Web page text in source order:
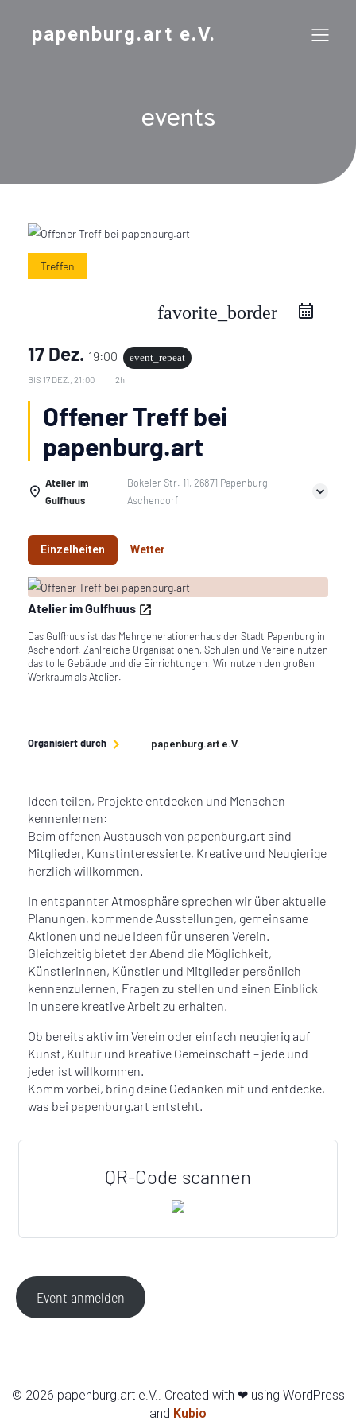
papenburg.art e.V.
events
Treffen
favorite_border
17 Dez. 19:00 event_repeat
BIS 17 DEZ., 21:00 2h
Offener Treff bei
papenburg.art
Atelier im
Gulfhuus
Bokeler Str. 11, 26871 Papenburg-
Aschendorf
Einzelheiten Wetter
Atelier im Gulfhuus
Das Gulfhuus ist das Mehrgenerationenhaus der Stadt Papenburg in
Aschendorf. Zahlreiche Organisationen, Schulen und Vereine nutzen
das tolle Gebäude und die Einrichtungen. Wir nutzen den großen
Werkraum als Atelier.
Organisiert durch papenburg.art e.V.
Ideen teilen, Projekte entdecken und Menschen
kennenlernen:
Beim offenen Austausch von papenburg.art sind
Mitglieder, Kunstinteressierte, Kreative und Neugierige
herzlich willkommen.
In entspannter Atmosphäre sprechen wir über aktuelle
Planungen, kommende Ausstellungen, gemeinsame
Aktionen und neue Ideen für unseren Verein.
Gleichzeitig bietet der Abend die Möglichkeit,
Künstlerinnen, Künstler und Mitglieder persönlich
kennenzulernen, Fragen zu stellen und einen Einblick
in unsere kreative Arbeit zu erhalten.
Ob bereits aktiv im Verein oder einfach neugierig auf
Kunst, Kultur und kreative Gemeinschaft – jede und
jeder ist willkommen.
Komm vorbei, bring deine Gedanken mit und entdecke,
was bei papenburg.art entsteht.
QR-Code scannen
Event anmelden
© 2026 papenburg.art e.V.. Created with ❤ using WordPress
and Kubio